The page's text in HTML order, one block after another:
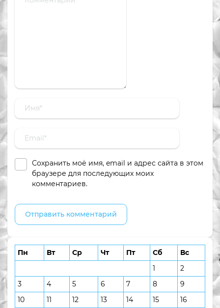
Сохранить моё имя, email и адрес сайта в этом
браузере для последующих моих
комментариев.
Пн Вт Ср Чт Пт Сб
Вс
1
2
3
4 5 6 7 8
9
10
11 12 13 14 15 16